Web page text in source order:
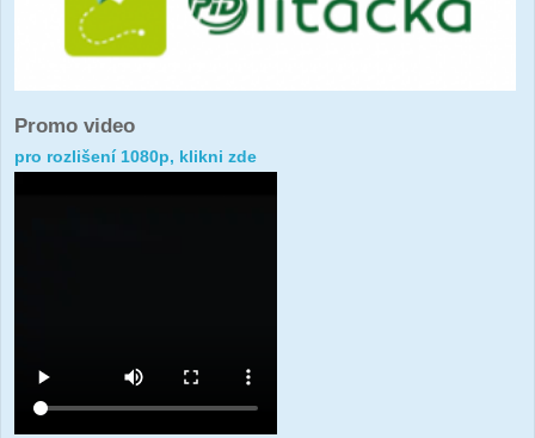
Promo video
pro rozlišení 1080p, klikni zde